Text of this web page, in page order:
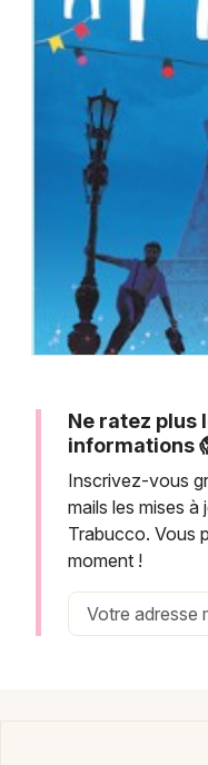
Manifestations
Foires & salons
Spectacles
Concerts
Sports
Soirées
Sorties famille
Sorties & loisirs
Artistes en tournée
Mulhouse
Montpellier
Nantes
Strasbourg
Toulouse
Toutes les villes
Ne ratez plus
informations
Inscrivez-vous
mails les mises
Trabucco. Vous
moment !